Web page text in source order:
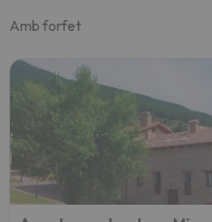
Amb forfet